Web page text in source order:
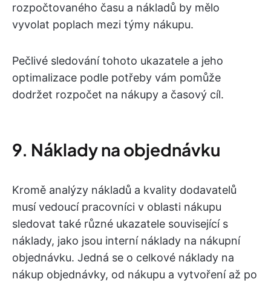
rozpočtovaného času a nákladů by mělo
vyvolat poplach mezi týmy nákupu.
Pečlivé sledování tohoto ukazatele a jeho
optimalizace podle potřeby vám pomůže
dodržet rozpočet na nákupy a časový cíl.
9. Náklady na objednávku
Kromě analýzy nákladů a kvality dodavatelů
musí vedoucí pracovníci v oblasti nákupu
sledovat také různé ukazatele související s
náklady, jako jsou interní náklady na nákupní
objednávku. Jedná se o celkové náklady na
nákup objednávky, od nákupu a vytvoření až po